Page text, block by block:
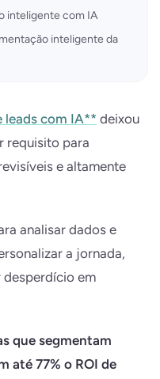
inteligente com IA
inteligente da
leads com IA** deixou
requisito para
e altamente
analisar dados e
a jornada,
desperdício em
que segmentam
até 77% o ROI de